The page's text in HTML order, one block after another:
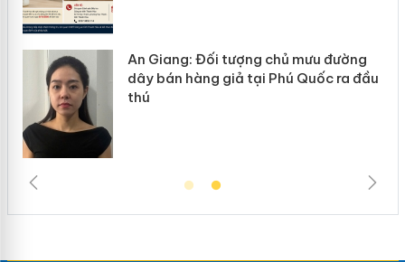
đường
Quốc ra đầu
Cà Mau: Tiêu hủy công khai
ngàn sản phẩm nhập lậu, bảo